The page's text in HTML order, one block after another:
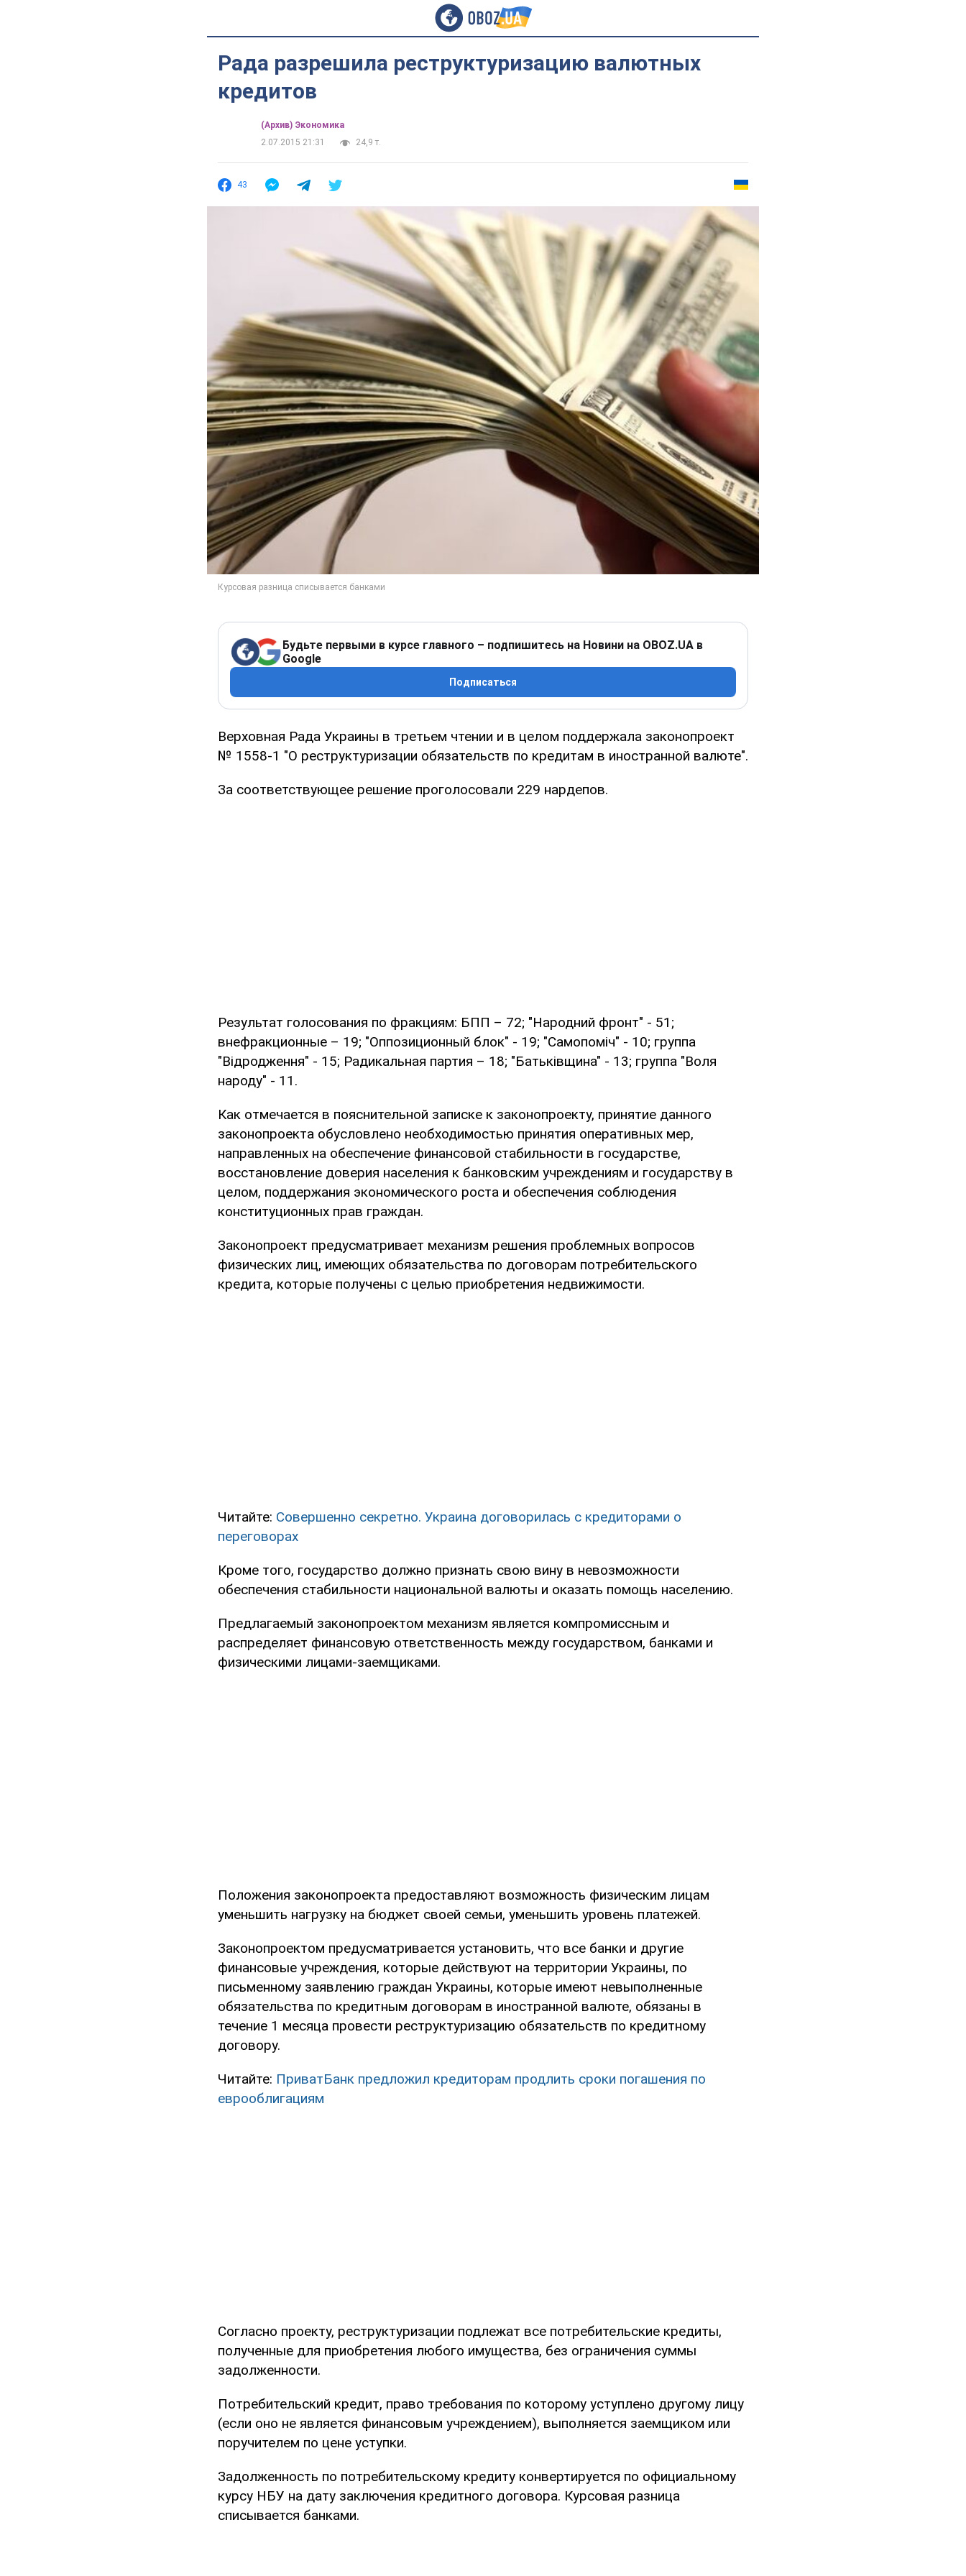
Рада разрешила реструктуризацию валютных
кредитов
(Архив) Экономика
2.07.2015 21:31
24,9 т.
43
Будьте первыми в курсе главного – подпишитесь на Новини на OBOZ.UA в
Google
Подписаться
Верховная Рада Украины в третьем чтении и в целом поддержала законопроект
№ 1558-1 "О реструктуризации обязательств по кредитам в иностранной валюте".
За соответствующее решение проголосовали 229 нардепов.
Результат голосования по фракциям: БПП – 72; "Народний фронт" - 51;
внефракционные – 19; "Оппозиционный блок" - 19; "Самопоміч" - 10; группа
"Відродження" - 15; Радикальная партия – 18; "Батьківщина" - 13; группа "Воля
народу" - 11.
Как отмечается в пояснительной записке к законопроекту, принятие данного
законопроекта обусловлено необходимостью принятия оперативных мер,
направленных на обеспечение финансовой стабильности в государстве,
восстановление доверия населения к банковским учреждениям и государству в
целом, поддержания экономического роста и обеспечения соблюдения
конституционных прав граждан.
Законопроект предусматривает механизм решения проблемных вопросов
физических лиц, имеющих обязательства по договорам потребительского
кредита, которые получены с целью приобретения недвижимости.
Читайте: Совершенно секретно. Украина договорилась с кредиторами о
переговорах
Кроме того, государство должно признать свою вину в невозможности
обеспечения стабильности национальной валюты и оказать помощь населению.
Предлагаемый законопроектом механизм является компромиссным и
распределяет финансовую ответственность между государством, банками и
физическими лицами-заемщиками.
Положения законопроекта предоставляют возможность физическим лицам
уменьшить нагрузку на бюджет своей семьи, уменьшить уровень платежей.
Законопроектом предусматривается установить, что все банки и другие
финансовые учреждения, которые действуют на территории Украины, по
письменному заявлению граждан Украины, которые имеют невыполненные
обязательства по кредитным договорам в иностранной валюте, обязаны в
течение 1 месяца провести реструктуризацию обязательств по кредитному
договору.
Читайте: ПриватБанк предложил кредиторам продлить сроки погашения по
еврооблигациям
Согласно проекту, реструктуризации подлежат все потребительские кредиты,
полученные для приобретения любого имущества, без ограничения суммы
задолженности.
Потребительский кредит, право требования по которому уступлено другому лицу
(если оно не является финансовым учреждением), выполняется заемщиком или
поручителем по цене уступки.
Задолженность по потребительскому кредиту конвертируется по официальному
курсу НБУ на дату заключения кредитного договора. Курсовая разница
списывается банками.